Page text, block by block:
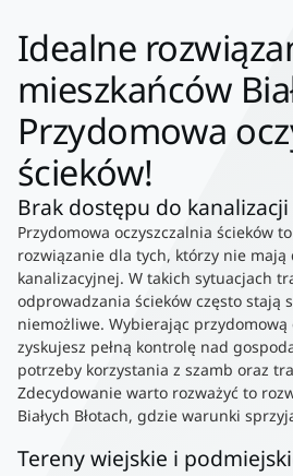
Idealne
mieszkańców
Przydomowa
ścieków!
Brak dostępu do kanalizacji
Przydomowa oczyszczalnia ścieków
rozwiązanie dla tych, którzy nie mają
kanalizacyjnej. W takich sytuacjach
odprowadzania ścieków często stają
niemożliwe. Wybierając przydomową
zyskujesz pełną kontrolę nad
potrzeby korzystania z szamb oraz
Zdecydowanie warto rozważyć to
Białych Błotach, gdzie warunki
Tereny wiejskie i